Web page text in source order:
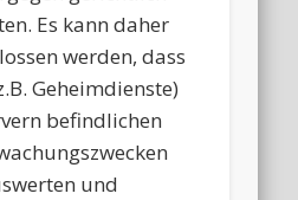
Es kann daher
werden, dass
Geheimdienste)
befindlichen
und